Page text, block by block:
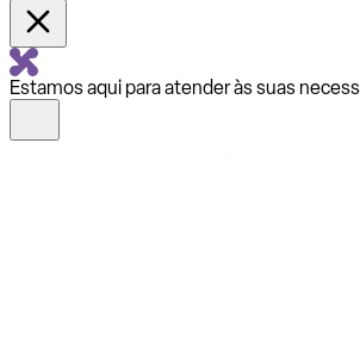
Estamos aqui para atender às suas